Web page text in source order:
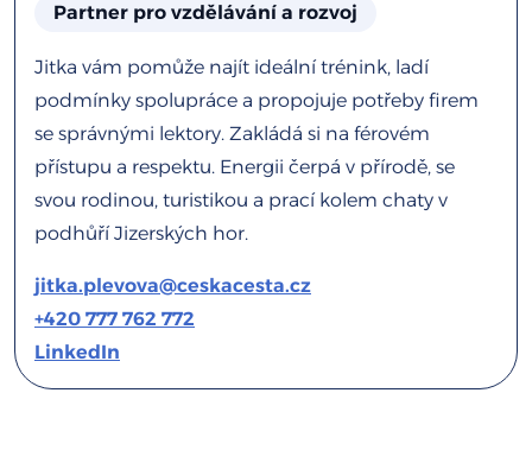
Partner pro vzdělávání a rozvoj
Jitka vám pomůže najít ideální trénink, ladí
podmínky spolupráce a propojuje potřeby firem
se správnými lektory. Zakládá si na férovém
přístupu a respektu. Energii čerpá v přírodě, se
svou rodinou, turistikou a prací kolem chaty v
podhůří Jizerských hor.
jitka.plevova@ceskacesta.cz
+420 777 762 772
LinkedIn